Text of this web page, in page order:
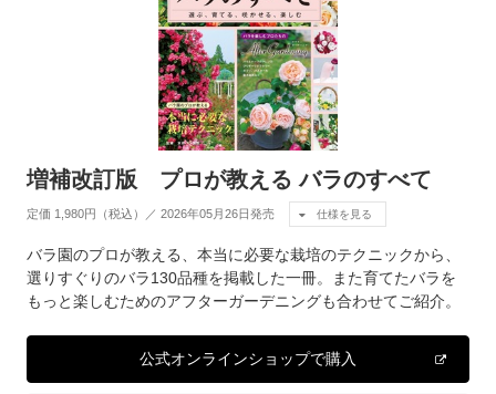
増補改訂版 プロが教える バラのすべて
定価 1,980円（税込）／ 2026年05月26日発売 仕様を見る
バラ園のプロが教える、本当に必要な栽培のテクニックから、
選りすぐりのバラ130品種を掲載した一冊。また育てたバラを
もっと楽しむためのアフターガーデニングも合わせてご紹介。
公式オンラインショップで購入